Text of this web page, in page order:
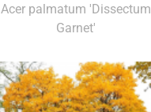
Acer palmatum 'Dissectum
Garnet'